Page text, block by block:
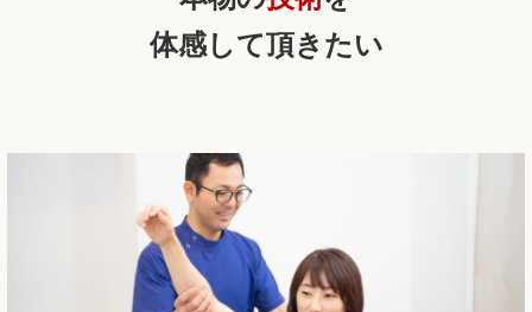
体感して頂きたい